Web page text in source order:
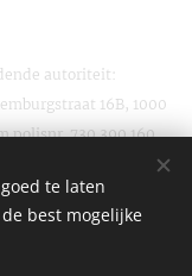
autoriteit:
16B, 1000
polisnr. 730.390.160
te laten
best mogelijke